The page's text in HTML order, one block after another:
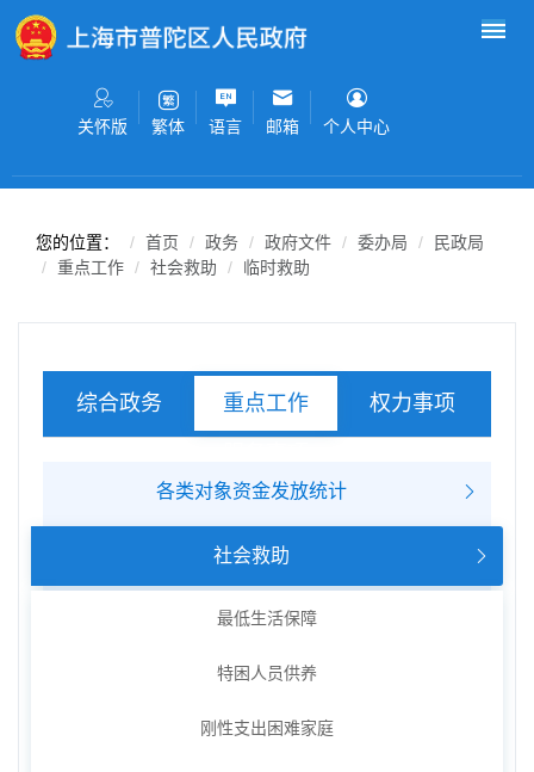
无障碍操作说明
关怀版 繁体 语言 邮箱 个人中心
您的位置： 首页 政务 政府文件 委办局
民政局
重点工作
社会救助 临时救助
综合政务 重点工作 权力事项
各类对象资金发放统计
社会救助
最低生活保障
特困人员供养
刚性支出困难家庭